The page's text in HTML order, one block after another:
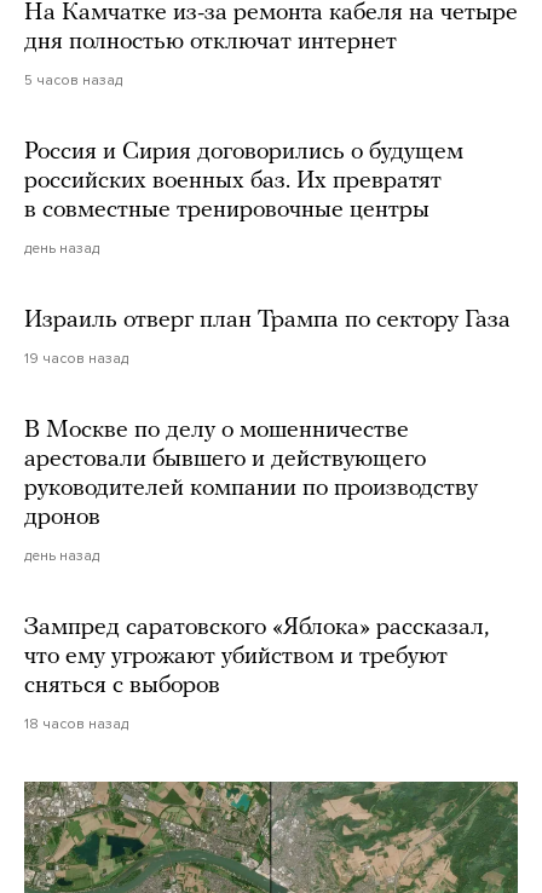
На Камчатке из-за ремонта кабеля на четыре
дня полностью отключат интернет
5 часов назад
Россия и Сирия договорились о будущем
российских военных баз. Их превратят
в совместные тренировочные центры
день назад
Израиль отверг план Трампа по сектору Газа
19 часов назад
В Москве по делу о мошенничестве
арестовали бывшего и действующего
руководителей компании по производству
дронов
день назад
Зампред саратовского «Яблока» рассказал,
что ему угрожают убийством и требуют
сняться с выборов
18 часов назад